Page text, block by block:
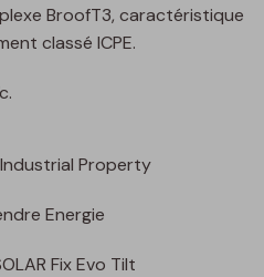
BroofT3, caractéristique
classé ICPE.
Property
Energie
Fix Evo Tilt